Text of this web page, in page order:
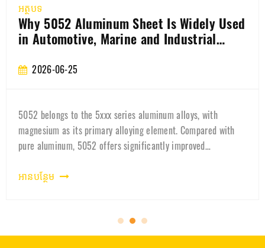
អត្ថបទ
How is the aluminum coil for the 3003
battery casing produced?
2026-06-22
Learn how 3003 battery shell aluminum coil is manufactured,
quality-controlled, and used in EV battery housings. Discover
why 3003 aluminum is the preferred material for lithium
អានបន្ថែម